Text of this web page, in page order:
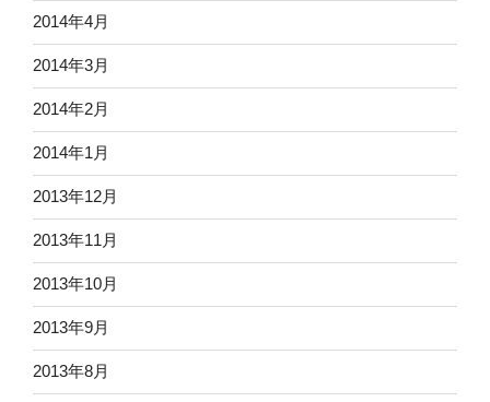
2014年4月
2014年3月
2014年2月
2014年1月
2013年12月
2013年11月
2013年10月
2013年9月
2013年8月